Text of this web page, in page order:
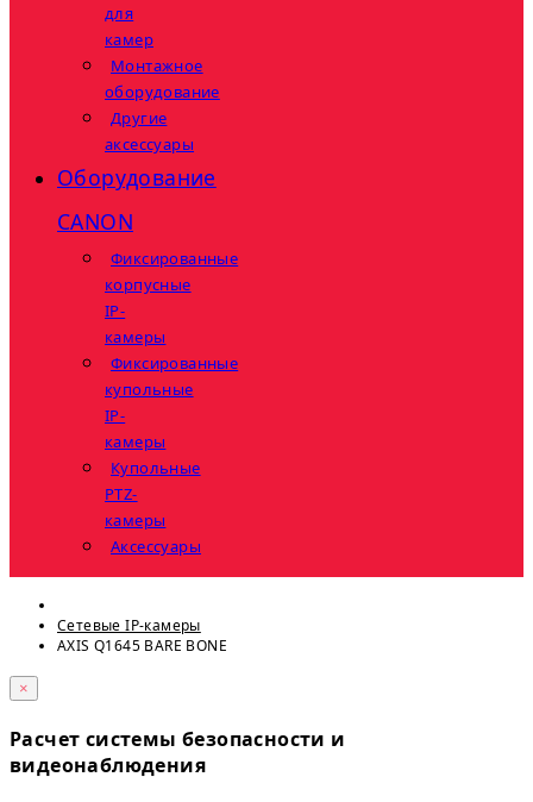
для
камер
Монтажное
оборудование
Другие
аксессуары
Оборудование
CANON
Фиксированные
корпусные
IP-
камеры
Фиксированные
купольные
IP-
камеры
Купольные
PTZ-
камеры
Аксессуары
Сетевые IP-камеры
AXIS Q1645 BARE BONE
×
Расчет системы безопасности и
видеонаблюдения